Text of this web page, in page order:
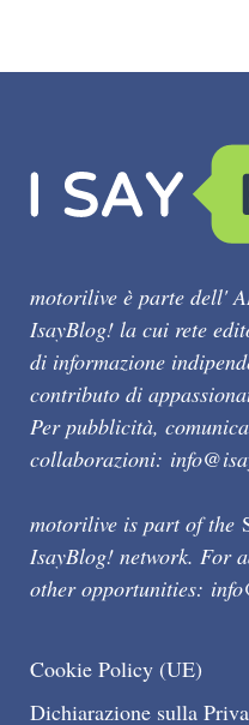
motorilive è parte dell'
IsayBlog! la cui rete
di informazione
contributo di
Per pubblicità,
collaborazioni:
motorilive is part of the
IsayBlog! network. For
other opportunities:
Cookie Policy (UE)
Dichiarazione sulla